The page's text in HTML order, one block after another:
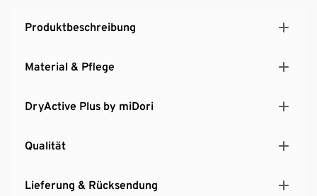
Ohne Verschluss
Softes, elastisches Material mit der Faser Creora® –
Produktbeschreibung
Material & Pflege
DryActive Plus by miDori
Qualität
Lieferung & Rücksendung